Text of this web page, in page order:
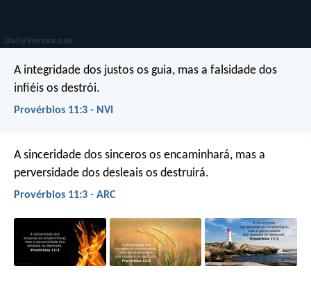
A integridade dos justos os guia, mas a falsidade dos
infiéis os destrói.
Provérbios 11:3 - NVI
A sinceridade dos sinceros os encaminhará, mas a
perversidade dos desleais os destruirá.
Provérbios 11:3 - ARC